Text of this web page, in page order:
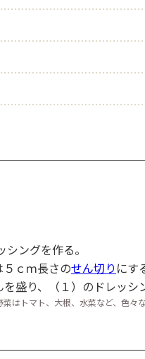
ングを作る。
ｃｍ長さのせん切り にす
盛り、（１）のドレッシ
はトマト、大根、水菜など、色々